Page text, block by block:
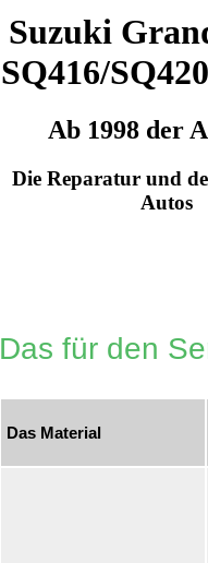
Suzuki
SQ416/
Ab 1998 der
Die Reparatur und
Autos
Das für den
Das Material